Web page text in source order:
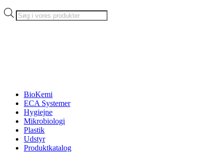
Products
search
BioKemi
ECA Systemer
Hygiejne
Mikrobiologi
Plastik
Udstyr
Produktkatalog